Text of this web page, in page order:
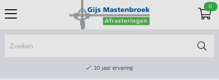
0
30 jaar ervaring